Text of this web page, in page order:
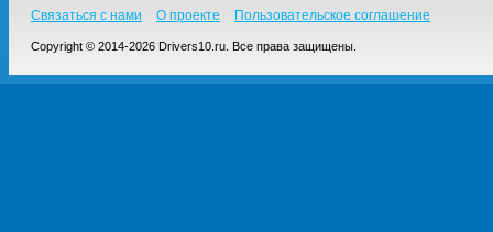
Связаться с нами О проекте Пользовательское соглашение
Copyright © 2014-2026 Drivers10.ru. Все права защищены.